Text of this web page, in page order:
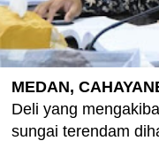
MEDAN,
Deli yang
sungai terendam